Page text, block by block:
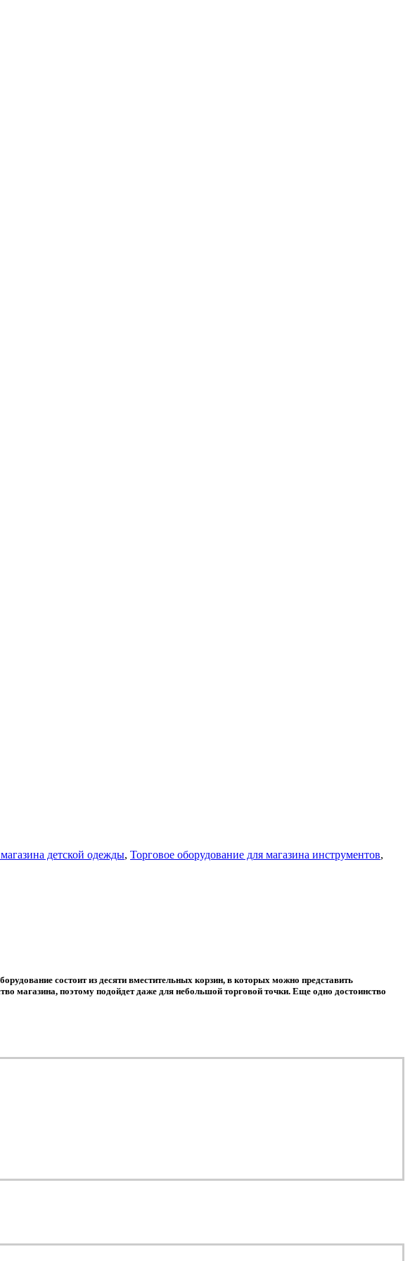
детской одежды, Торговое оборудование для магазина инструментов,
состоит из десяти вместительных корзин, в которых можно представить
магазина, поэтому подойдет даже для небольшой торговой точки. Еще одно достоинство